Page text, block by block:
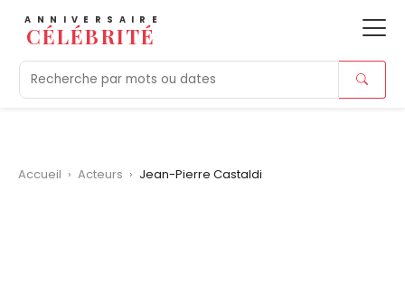
ANNIVERSAIRE
CÉLÉBRITÉ
Aujourd'hui Tendances Morts
Accueil › Acteurs › Jean-Pierre Castaldi